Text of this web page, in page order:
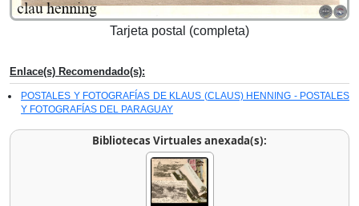
Tarjeta postal (completa)
Enlace(s) Recomendado(s):
POSTALES Y FOTOGRAFÍAS DE KLAUS (CLAUS) HENNING - POSTALES
Y FOTOGRAFÍAS DEL PARAGUAY
Bibliotecas Virtuales anexada(s):